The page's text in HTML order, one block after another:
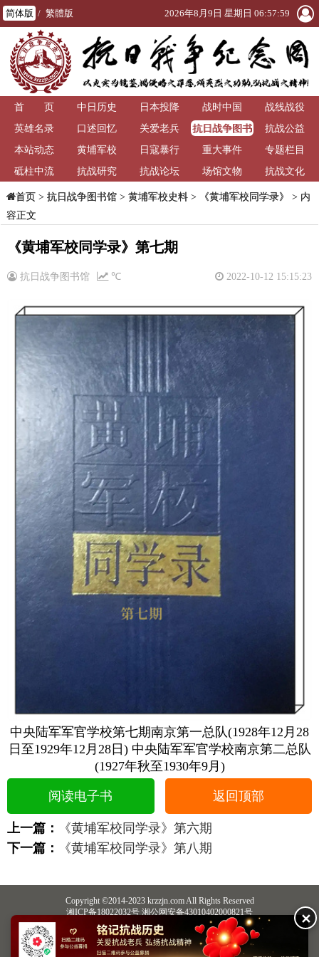
简体版 / 繁體版 2026年8月9日 星期日 06:57:59
首 页 中日历史 日本投降 战时中国
战线战役
英雄名录
口述回忆 关爱老兵
抗日战争图书
馆
抗战公益
本站动态
黄埔军校 日寇暴行 重大事件
专题栏目
砥柱中流
抗战研究 抗战论坛 场馆文物 抗战文化
首页> 抗日战争图书馆> 黄埔军校史料> 《黄埔军校同学录》
> 内
容正文
《黄埔军校同学录》第七期
抗日战争图书馆 2022-10-12 15:15:23
℃
中央陆军军官学校第七期南京第一总队(1928年12月28
日至1929年12月28日) 中央陆军军官学校南京第二总队
(1927年秋至1930年9月)
阅读电子书 返回顶部
上一篇：
《黄埔军校同学录》第六期
下一篇：
《黄埔军校同学录》第八期
Copyright ©2014-2023 krzzjn.com All Rights Reserved
湘ICP备18022032号 湘公网安备43010402000821号
中央网信办违法和不良信息举报中心
长沙市互联网违法和不良信息举报中心
不良信息举报电话：0731-85531328 19198230121（微信同号）
纠错电话：18182129125 15116420702
✕